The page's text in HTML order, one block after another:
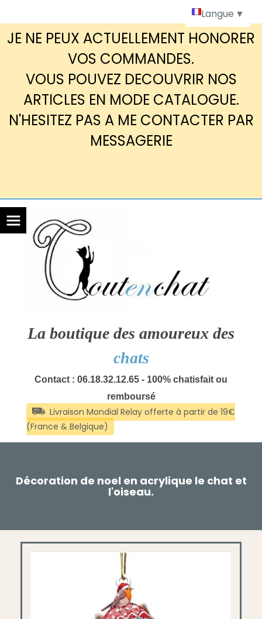
JE NE PEUX ACTUELLEMENT HONORER
VOS COMMANDES.
VOUS POUVEZ DECOUVRIR NOS
ARTICLES EN MODE CATALOGUE.
N'HESITEZ PAS A ME CONTACTER PAR
MESSAGERIE
La boutique des amoureux des
chats
Contact : 06.18.32.12.65 - 100% chatisfait ou
remboursé
Décoration de noel en acrylique le chat et
l'oiseau.
Langue ▼